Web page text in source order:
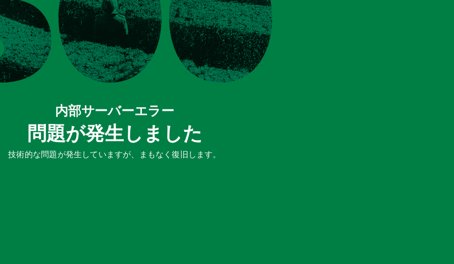
内部サーバーエラー
問題が発生しました
技術的な問題が発生していますが、まもなく復旧します。